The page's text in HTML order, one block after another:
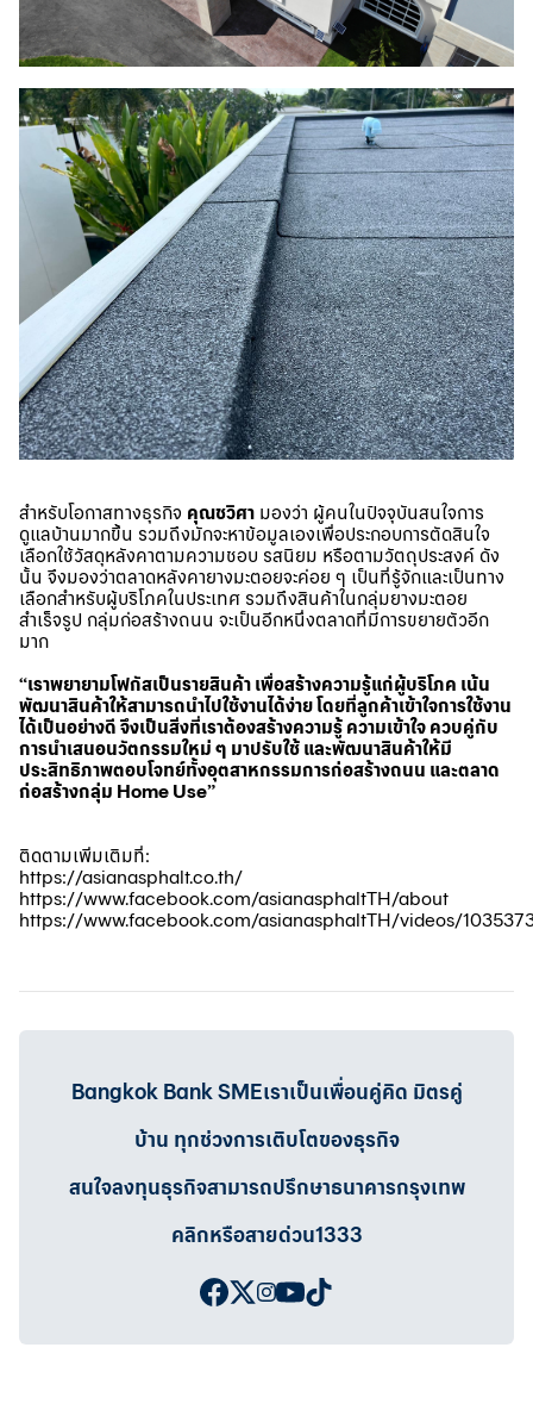
สำหรับโอกาสทางธุรกิจ คุณชวิศา มองว่า ผู้คนในปัจจุบันสนใจการ
ดูแลบ้านมากขึ้น รวมถึงมักจะหาข้อมูลเองเพื่อประกอบการตัดสินใจ
เลือกใช้วัสดุหลังคาตามความชอบ รสนิยม หรือตามวัตถุประสงค์ ดัง
นั้น จึงมองว่าตลาดหลังคายางมะตอยจะค่อย ๆ เป็นที่รู้จักและเป็นทาง
เลือกสำหรับผู้บริโภคในประเทศ รวมถึงสินค้าในกลุ่มยางมะตอย
สำเร็จรูป กลุ่มก่อสร้างถนน จะเป็นอีกหนึ่งตลาดที่มีการขยายตัวอีก
มาก
“เราพยายามโฟกัสเป็นรายสินค้า เพื่อสร้างความรู้แก่ผู้บริโภค เน้น
พัฒนาสินค้าให้สามารถนำไปใช้งานได้ง่าย โดยที่ลูกค้าเข้าใจการใช้งาน
ได้เป็นอย่างดี จึงเป็นสิ่งที่เราต้องสร้างความรู้ ความเข้าใจ ควบคู่กับ
การนําเสนอนวัตกรรมใหม่ ๆ มาปรับใช้ และพัฒนาสินค้าให้มี
ประสิทธิภาพตอบโจทย์ทั้งอุตสาหกรรมการก่อสร้างถนน และตลาด
ก่อสร้างกลุ่ม Home Use”
ติดตามเพิ่มเติมที่:
https://asianasphalt.co.th/
https://www.facebook.com/asianasphaltTH/about
https://www.facebook.com/asianasphaltTH/videos/
Bangkok Bank SMEเราเป็นเพื่อนคู่คิด มิตรคู่
บ้าน ทุกช่วงการเติบโตของธุรกิจ
สนใจลงทุนธุรกิจสามารถปรึกษาธนาคารกรุงเทพ
คลิกหรือสายด่วน1333